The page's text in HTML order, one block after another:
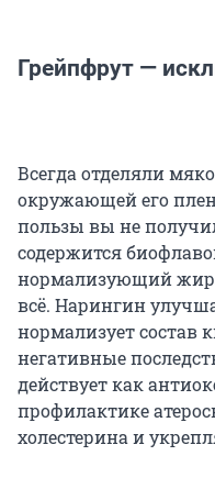
Грейпфрут —
Всегда отделяли
окружающей его
пользы вы не
содержится
нормализующий
всё. Нарингин
нормализует состав
негативные
действует как
профилактике
холестерина и